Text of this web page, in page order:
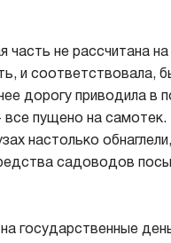
часть не рассчитана
и соответствовала,
дорогу приводила в
все пущено на
настолько
садоводов
государственные